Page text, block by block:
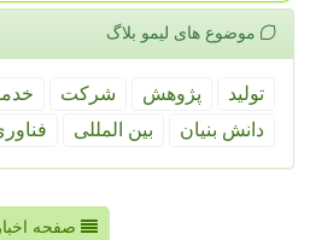
موضوع های لیمو بلاگ
تولید پژوهش شركت
دانش بنیان
بین المللی
صفحه اخبار